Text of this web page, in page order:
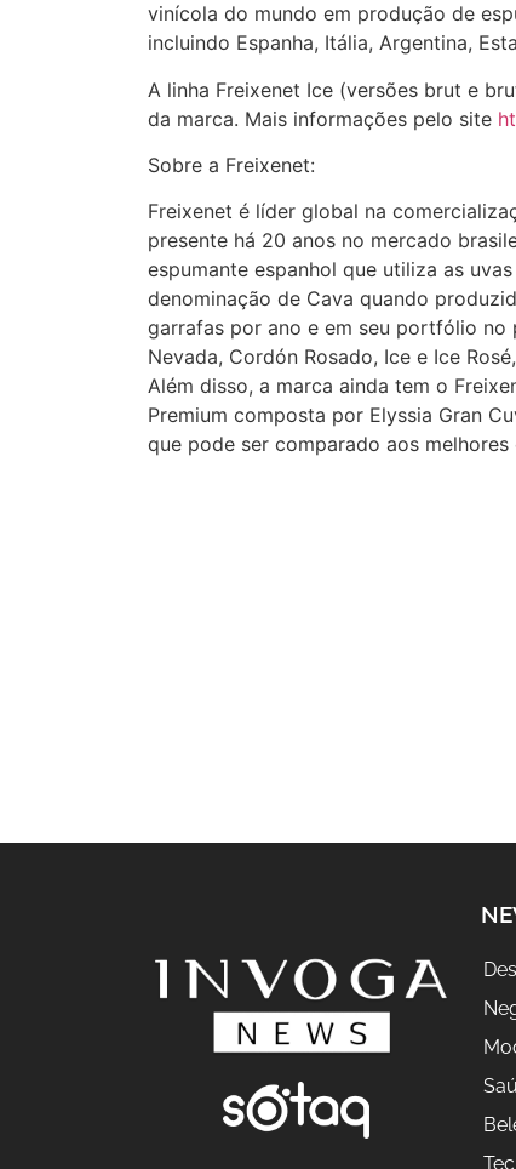
vinícola do mundo em produção de
incluindo Espanha, Itália, Argentina,
A linha Freixenet Ice (versões brut e
da marca. Mais informações pelo site
Sobre a Freixenet:
Freixenet é líder global na
presente há 20 anos no mercado
espumante espanhol que utiliza as
denominação de Cava quando
garrafas por ano e em seu portfólio
Nevada, Cordón Rosado, Ice e Ice
Além disso, a marca ainda tem o
Premium composta por Elyssia Gran
que pode ser comparado aos melhores